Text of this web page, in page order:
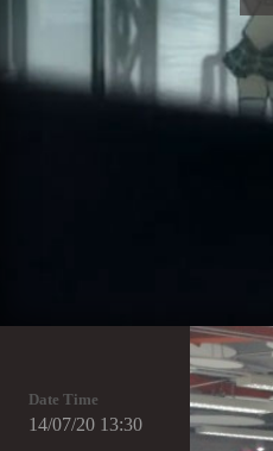
Date Time
14/07/20 13:30